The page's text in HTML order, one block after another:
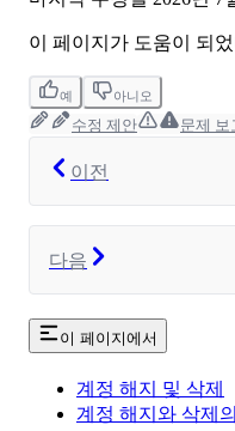
이 페이지가 도움이 되
예 아니오
수정 제안 문제 보
이전
다음
이 페이지에서
계정 해지 및 삭제
계정 해지와 삭제